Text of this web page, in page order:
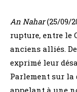
An Nahar(25/09/
rupture, entre le
anciens alliés.
exprimé leur
Parlement sur la
appelant à une